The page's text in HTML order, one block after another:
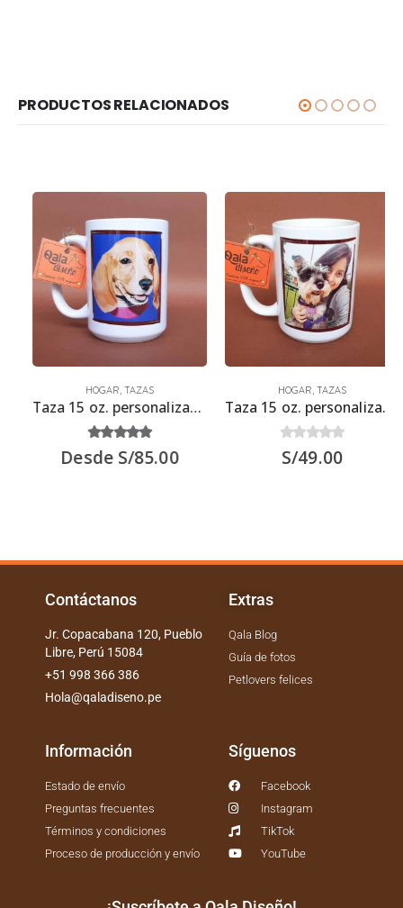
PRODUCTOS RELACIONADOS
HOGAR,TAZAS
Taza 15 oz. personalizada con ilustración
out of 5
Desde S/85.00
HOGAR,TAZAS
Taza 15 oz. personalizada con foto
out of 5
S/49.00
Contáctanos
Jr. Copacabana 120, Pueblo
Libre, Perú 15084
Hola@qaladiseno.pe
Extras
Información Síguenos
¡Suscríbete a Qala Diseño!